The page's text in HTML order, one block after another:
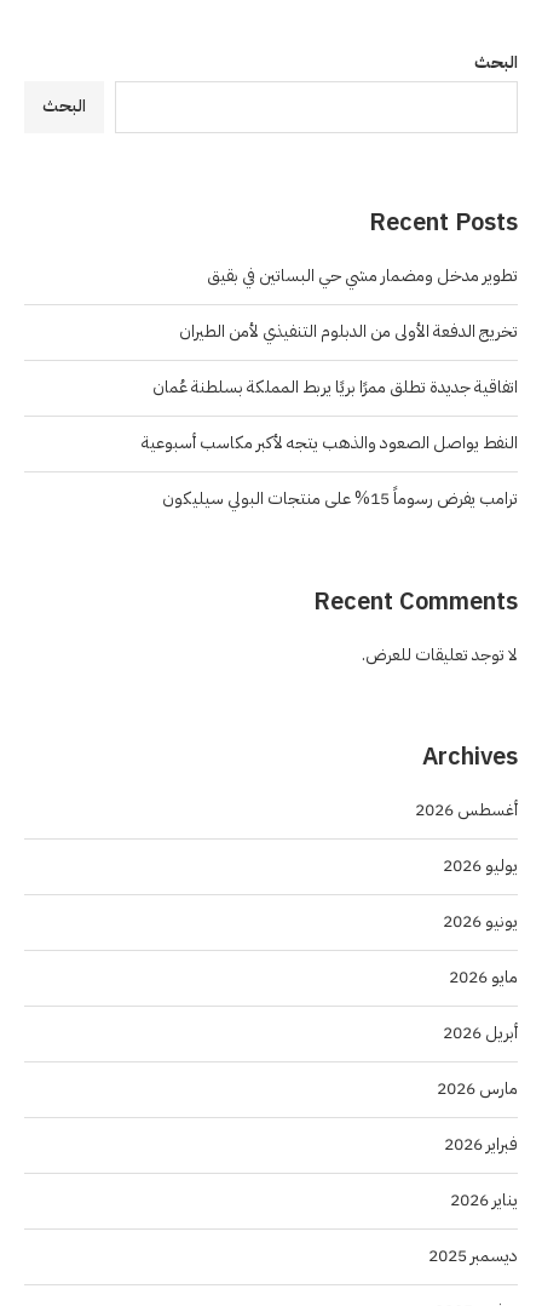
البحث
البحث
Recent Posts
تطوير مدخل ومضمار مشي حي البساتين في بقيق
تخريج الدفعة الأولى من الدبلوم التنفيذي لأمن الطيران
اتفاقية جديدة تطلق ممرًا بريًا يربط المملكة بسلطنة عُمان
النفط يواصل الصعود والذهب يتجه لأكبر مكاسب أسبوعية
ترامب يفرض رسوماً 15% على منتجات البولي سيليكون
Recent Comments
لا توجد تعليقات للعرض.
Archives
أغسطس 2026
يوليو 2026
يونيو 2026
مايو 2026
أبريل 2026
مارس 2026
فبراير 2026
يناير 2026
ديسمبر 2025